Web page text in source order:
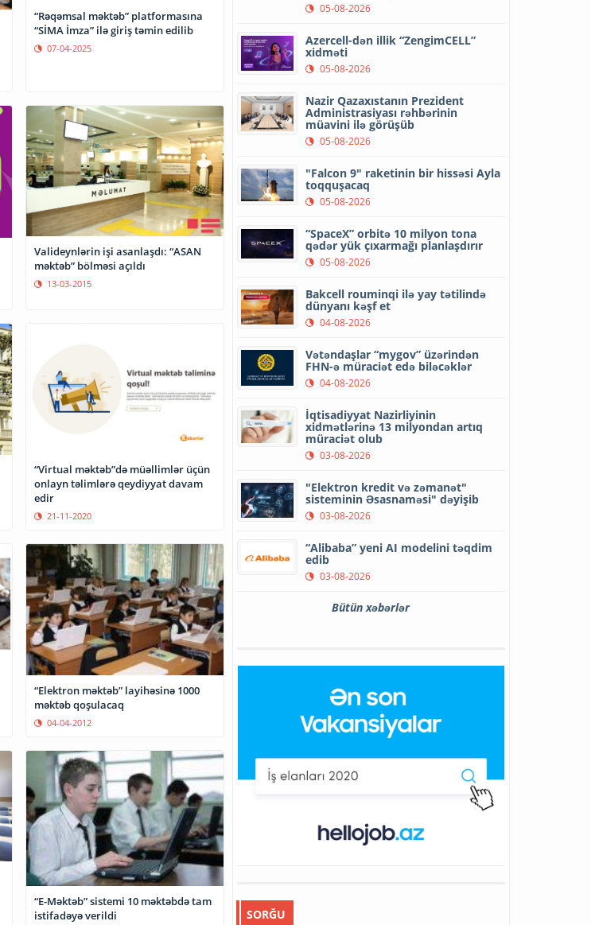
“Rəqəmsal məktəb” platformasına
“SİMA İmza” ilə giriş təmin edilib
07-04-2025
Valideynlərin işi asanlaşdı: “ASAN
məktəb” bölməsi açıldı
13-03-2015
“Virtual məktəb”də müəllimlər üçün
onlayn təlimlərə qeydiyyat davam
edir
21-11-2020
“Elektron məktəb” layihəsinə 1000
məktəb qoşulacaq
04-04-2012
“E-Məktəb” sistemi 10 məktəbdə tam
istifadəyə verildi
05-08-2026
Azercell-dən illik “ZengimCELL”
xidməti
05-08-2026
Nazir Qazaxıstanın Prezident
Administrasiyası rəhbərinin
müavini ilə görüşüb
05-08-2026
"Falcon 9" raketinin bir hissəsi Ayla
toqquşacaq
05-08-2026
“SpaceX” orbitə 10 milyon tona
qədər yük çıxarmağı planlaşdırır
05-08-2026
Bakcell rouminqi ilə yay tətilində
dünyanı kəşf et
04-08-2026
Vətəndaşlar “mygov” üzərindən
FHN-ə müraciət edə biləcəklər
04-08-2026
İqtisadiyyat Nazirliyinin
xidmətlərinə 13 milyondan artıq
müraciət olub
03-08-2026
"Elektron kredit və zəmanət"
sisteminin Əsasnaməsi" dəyişib
03-08-2026
“Alibaba” yeni AI modelini təqdim
edib
03-08-2026
Bütün xəbərlər
SORĞU